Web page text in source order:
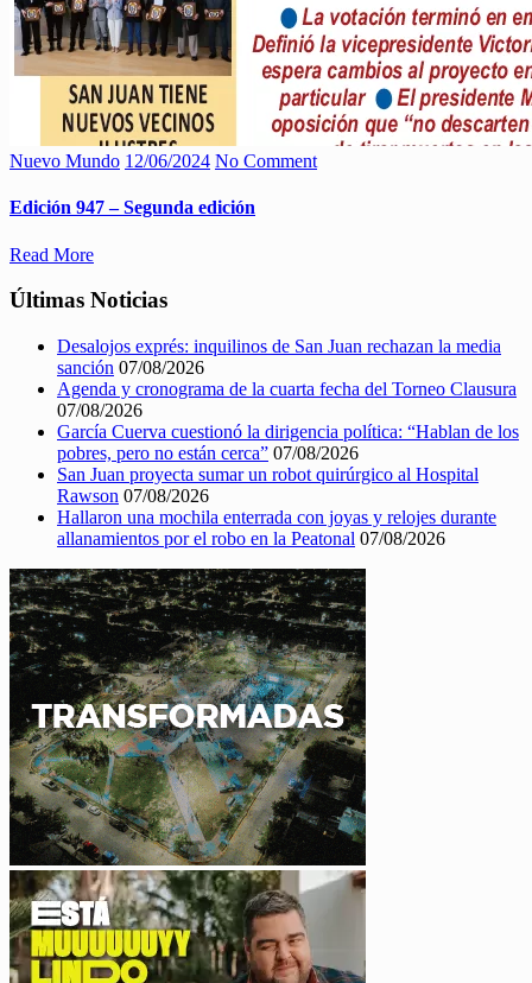
Nuevo Mundo 12/06/2024 No Comment
Edición 947 – Segunda edición
Read More
Últimas Noticias
Desalojos exprés: inquilinos de San Juan rechazan la media
sanción 07/08/2026
Agenda y cronograma de la cuarta fecha del Torneo Clausura
07/08/2026
García Cuerva cuestionó la dirigencia política: “Hablan de los
pobres, pero no están cerca” 07/08/2026
San Juan proyecta sumar un robot quirúrgico al Hospital
Rawson 07/08/2026
Hallaron una mochila enterrada con joyas y relojes durante
allanamientos por el robo en la Peatonal 07/08/2026